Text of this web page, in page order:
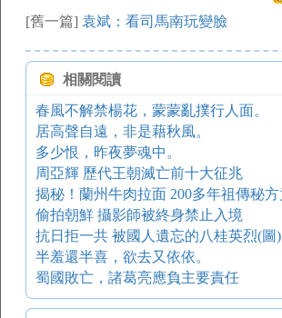
[舊一篇] 袁斌：看司馬南玩變臉
相關閱讀
春風不解禁楊花，蒙蒙亂撲行人面。
居高聲自遠，非是藉秋風。
多少恨，昨夜夢魂中。
周亞輝 歷代王朝滅亡前十大征兆
偷拍朝鮮 攝影師被終身禁止入境
抗日拒一共 被國人遺忘的八桂英烈(圖)
半羞還半喜，欲去又依依。
蜀國敗亡，諸葛亮應負主要責任